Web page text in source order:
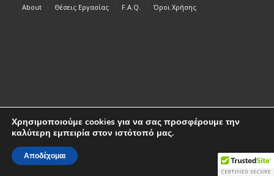
About
Θέσεις Εργασίας F.A.Q. Όροι Χρήσης
Χρησιμοποιούμε cookies για να σας προσφέρουμε την
καλύτερη εμπειρία στον ιστότοπό μας.
Αποδέχομαι